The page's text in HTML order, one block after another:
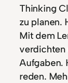
Thinking
zu planen.
Mit dem
verdichten
Aufgaben.
reden.